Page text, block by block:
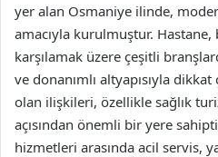
yer alan Osmaniye ilinde,
amacıyla kurulmuştur. Hastane,
karşılamak üzere çeşitli
ve donanımlı altyapısıyla
olan ilişkileri, özellikle sağlık
açısından önemli bir yere
hizmetleri arasında acil servis,